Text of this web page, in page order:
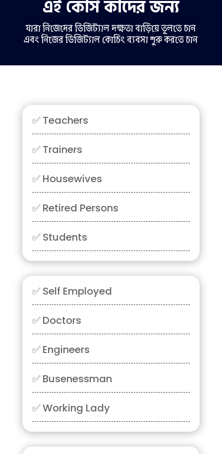
এই কোর্স কাদের জন্য
যারা নিজেদের ডিজিট্যাল দক্ষতা বাড়িয়ে তুলতে চান
এবং নিজের ডিজিট্যাল কোচিং ব্যবসা শুরু করতে চান
✅Teachers
✅Trainers
✅Housewives
✅Retired Persons
✅Students
✅Self Employed
✅Doctors
✅Engineers
✅Busenessman
✅Working Lady